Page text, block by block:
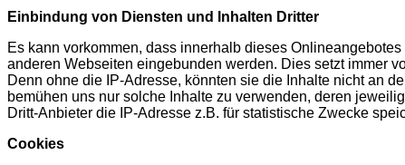
Einbindung von Diensten und Inhalten Dritter
Es kann vorkommen, dass innerhalb dieses
anderen Webseiten eingebunden werden. Dies setzt immer
Denn ohne die IP-Adresse, könnten sie die Inhalte nicht an
bemühen uns nur solche Inhalte zu verwenden, deren
Dritt-Anbieter die IP-Adresse z.B. für statistische Zwecke
Cookies